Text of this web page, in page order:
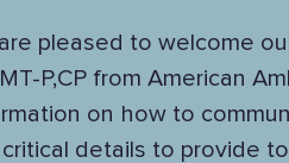
pleased to welcome
P,CP from American
on how to
critical details to provide